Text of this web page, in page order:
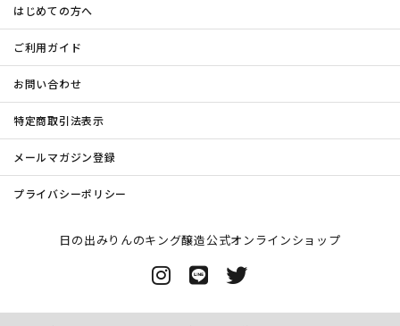
はじめての方へ
ご利用ガイド
お問い合わせ
特定商取引法表示
メールマガジン登録
プライバシーポリシー
日の出みりんのキング醸造公式オンラインショップ